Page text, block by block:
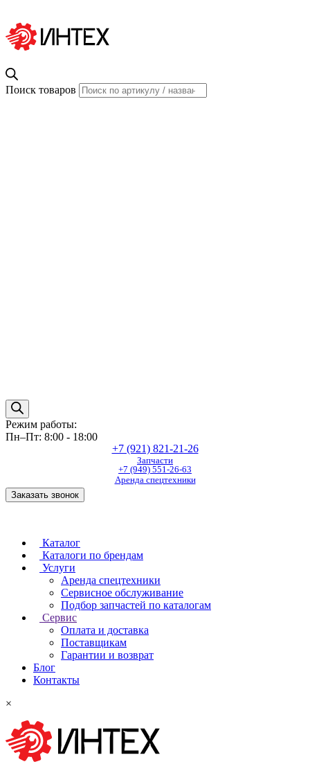
Поиск товаров
Режим работы:
Пн–Пт: 8:00 - 18:00
+7 (921) 821-21-26
Запчасти
+7 (949) 551-26-63
Аренда спецтехники
Заказать звонок
Каталог
Каталоги по брендам
Услуги
Аренда спецтехники
Сервисное обслуживание
Подбор запчастей по каталогам
Сервис
Оплата и доставка
Поставщикам
Гарантии и возврат
Блог
Контакты
×